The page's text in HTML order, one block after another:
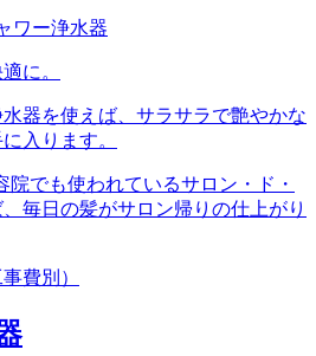
に。
器を使えば、サラサラで艶やかな
入ります。
でも使われているサロン・ド・
毎日の髪がサロン帰りの仕上がり
費別）